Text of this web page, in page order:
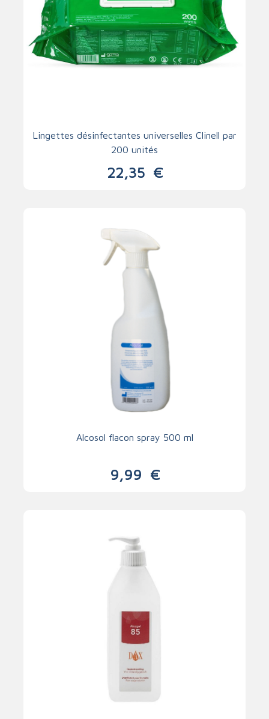
Lingettes désinfectantes universelles Clinell par
200 unités
22,35 €
Alcosol flacon spray 500 ml
9,99 €